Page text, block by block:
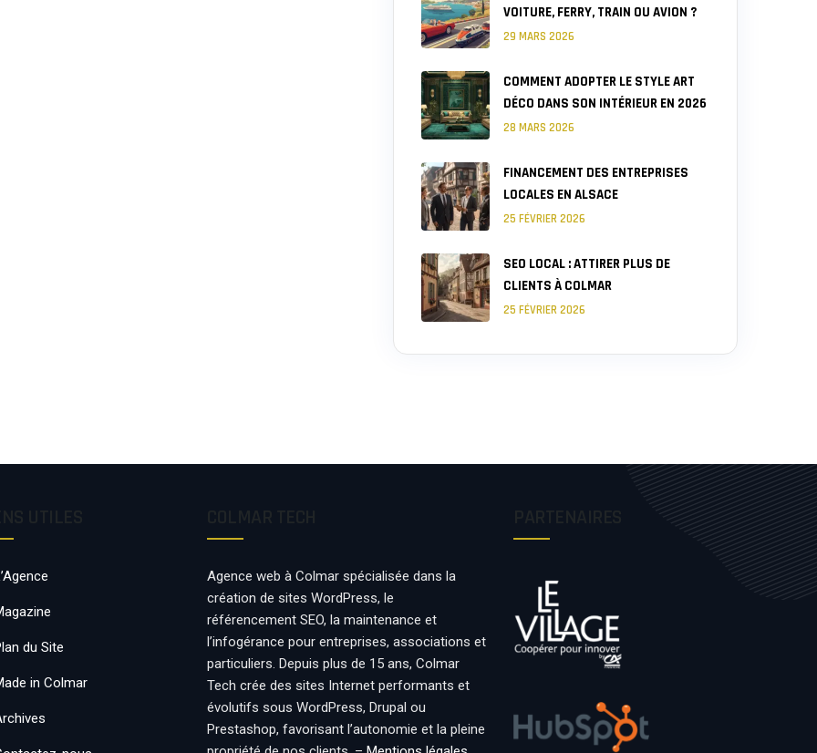
VOITURE, FERRY, TRAIN OU AVION ?
29 MARS 2026
COMMENT ADOPTER LE STYLE ART
DÉCO DANS SON INTÉRIEUR EN 2026
28 MARS 2026
FINANCEMENT DES ENTREPRISES
LOCALES EN ALSACE
25 FÉVRIER 2026
SEO LOCAL : ATTIRER PLUS DE
CLIENTS À COLMAR
25 FÉVRIER 2026
du Site
in Colmar
Agence web à Colmar spécialisée dans la
création de sites WordPress, le
référencement SEO, la maintenance et
l’infogérance pour entreprises, associations et
particuliers. Depuis plus de 15 ans, Colmar
Tech crée des sites Internet performants et
évolutifs sous WordPress, Drupal ou
Prestashop, favorisant l’autonomie et la pleine